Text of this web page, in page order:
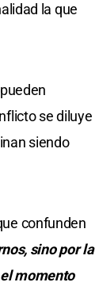
la que
se diluye
siendo
confunden
sino por la
momento